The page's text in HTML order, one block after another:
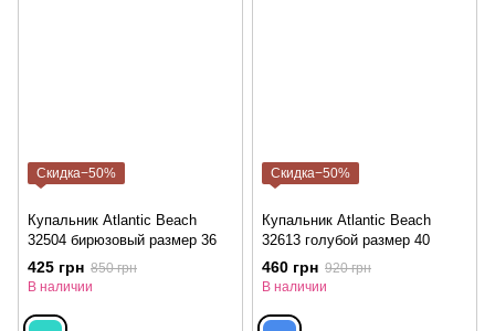
Скидка−50%
Купальник Atlantic Beach
32504 бирюзовый размер 36
425 грн 850 грн
В наличии
Скидка−50%
Купальник Atlantic Beach
32613 голубой размер 40
460 грн 920 грн
В наличии